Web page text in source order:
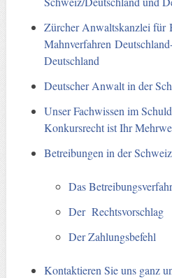
Zürcher Anwaltskanzlei für
Mahnverfahren
Deutschland
Deutscher Anwalt in der
Unser Fachwissen im
Konkursrecht ist Ihr
Betreibungen in der Schweiz
Das
Der Rechtsvorschlag
Der Zahlungsbefehl
Kontaktieren Sie uns ganz